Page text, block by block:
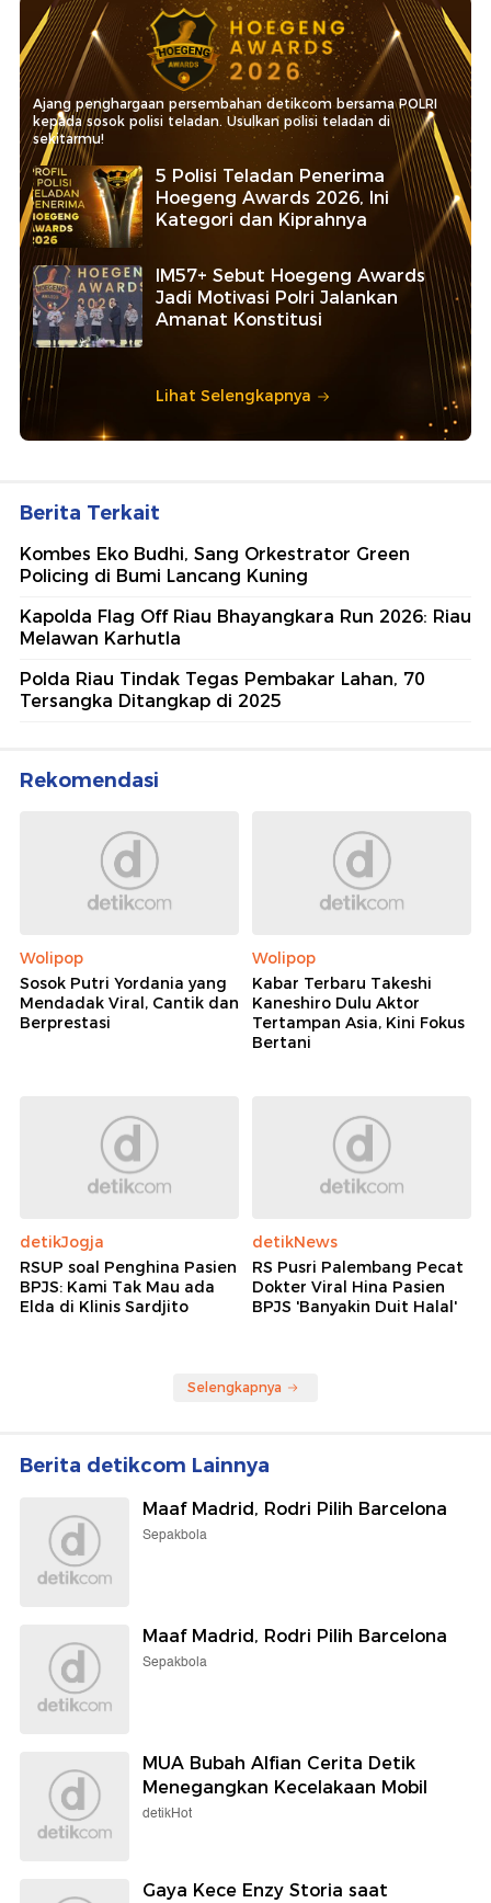
Ajang penghargaan persembahan detikcom bersama POLRI
kepada sosok polisi teladan. Usulkan polisi teladan di
sekitarmu!
5 Polisi Teladan Penerima
Hoegeng Awards 2026, Ini
Kategori dan Kiprahnya
IM57+ Sebut Hoegeng Awards
Jadi Motivasi Polri Jalankan
Amanat Konstitusi
Lihat Selengkapnya
Berita Terkait
Kombes Eko Budhi, Sang Orkestrator Green
Policing di Bumi Lancang Kuning
Kapolda Flag Off Riau Bhayangkara Run 2026: Riau
Melawan Karhutla
Polda Riau Tindak Tegas Pembakar Lahan, 70
Tersangka Ditangkap di 2025
Rekomendasi
Wolipop
Sosok Putri Yordania yang
Mendadak Viral, Cantik dan
Berprestasi
Wolipop
Kabar Terbaru Takeshi
Kaneshiro Dulu Aktor
Tertampan Asia, Kini Fokus
Bertani
detikJogja
RSUP soal Penghina Pasien
BPJS: Kami Tak Mau ada
Elda di Klinis Sardjito
detikNews
RS Pusri Palembang Pecat
Dokter Viral Hina Pasien
BPJS 'Banyakin Duit Halal'
Selengkapnya
Berita detikcom Lainnya
Maaf Madrid, Rodri Pilih Barcelona
Sepakbola
Maaf Madrid, Rodri Pilih Barcelona
Sepakbola
MUA Bubah Alfian Cerita Detik
Menegangkan Kecelakaan Mobil
detikHot
Gaya Kece Enzy Storia saat